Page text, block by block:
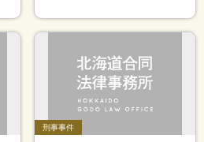
刑事事件